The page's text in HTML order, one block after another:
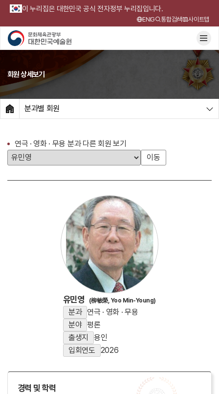
이 누리집은 대한민국 공식 전자정부 누리집입니다.
ENG 통합검색 사이트맵
회원 상세보기
HOME
분과별 회원
연극 · 영화 · 무용 분과 다른 회원 보기
이동
유민영 (柳敏榮, Yoo Min-Young)
분과
연극 · 영화 · 무용
분야 평론
출생지
용인
입회연도
2026
경력 및 학력